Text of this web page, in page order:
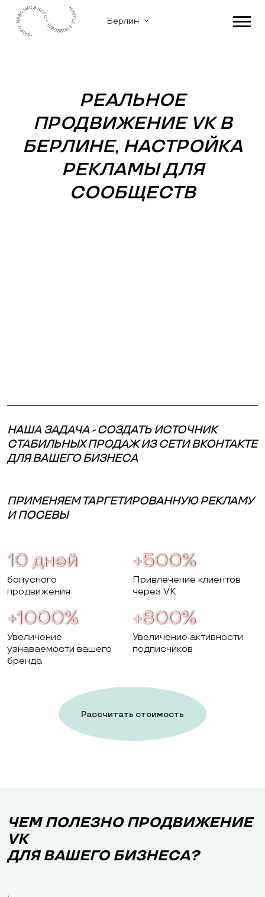
Берлин
РЕАЛЬНОЕ
ПРОДВИЖЕНИЕ VK В
БЕРЛИНЕ, НАСТРОЙКА
РЕКЛАМЫ ДЛЯ
СООБЩЕСТВ
НАША ЗАДАЧА - СОЗДАТЬ ИСТОЧНИК
СТАБИЛЬНЫХ ПРОДАЖ ИЗ СЕТИ ВКОНТАКТЕ
ДЛЯ ВАШЕГО БИЗНЕСА
ПРИМЕНЯЕМ ТАРГЕТИРОВАННУЮ РЕКЛАМУ
И ПОСЕВЫ
10 дней
бонусного
продвижения
+500%
Привлечение клиентов
через VK
+1000%
Увеличение
узнаваемости вашего
бренда
+800%
Увеличение активности
подписчиков
Рассчитать стоимость
ЧЕМ ПОЛЕЗНО ПРОДВИЖЕНИЕ
VK
ДЛЯ ВАШЕГО БИЗНЕСА?